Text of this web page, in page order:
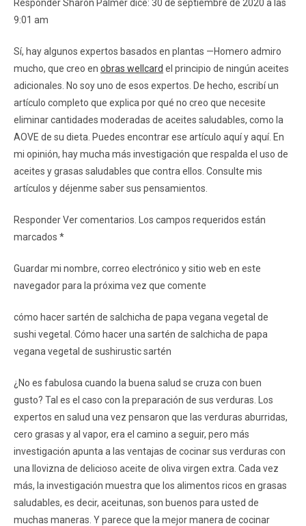
Responder Sharon Palmer dice: 30 de septiembre de 2020 a las
9:01 am
Sí, hay algunos expertos basados ​​en plantas —Homero admiro
mucho, que creo en obras wellcard el principio de ningún aceites
adicionales. No soy uno de esos expertos. De hecho, escribí un
artículo completo que explica por qué no creo que necesite
eliminar cantidades moderadas de aceites saludables, como la
AOVE de su dieta. Puedes encontrar ese artículo aquí y aquí. En
mi opinión, hay mucha más investigación que respalda el uso de
aceites y grasas saludables que contra ellos. Consulte mis
artículos y déjenme saber sus pensamientos.
Responder Ver comentarios. Los campos requeridos están
marcados *
Guardar mi nombre, correo electrónico y sitio web en este
navegador para la próxima vez que comente
cómo hacer sartén de salchicha de papa vegana vegetal de
sushi vegetal. Cómo hacer una sartén de salchicha de papa
vegana vegetal de sushirustic sartén
¿No es fabulosa cuando la buena salud se cruza con buen
gusto? Tal es el caso con la preparación de sus verduras. Los
expertos en salud una vez pensaron que las verduras aburridas,
cero grasas y al vapor, era el camino a seguir, pero más
investigación apunta a las ventajas de cocinar sus verduras con
una llovizna de delicioso aceite de oliva virgen extra. Cada vez
más, la investigación muestra que los alimentos ricos en grasas
saludables, es decir, aceitunas, son buenos para usted de
muchas maneras. Y parece que la mejor manera de cocinar